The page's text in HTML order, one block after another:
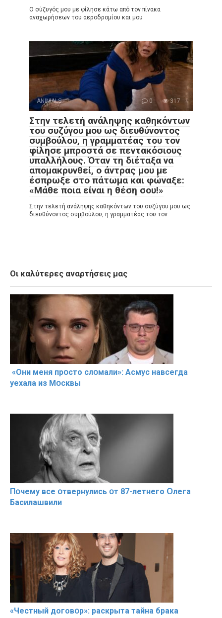
Ο σύζυγός μου με φίλησε κάτω από τον πίνακα
αναχωρήσεων του αεροδρομίου και μου
ANIMALS 0 317
Στην τελετή ανάληψης καθηκόντων
του συζύγου μου ως διευθύνοντος
συμβούλου, η γραμματέας του τον
φίλησε μπροστά σε πεντακόσιους
υπαλλήλους. Όταν τη διέταξα να
απομακρυνθεί, ο άντρας μου με
έσπρωξε στο πάτωμα και φώναξε:
«Μάθε ποια είναι η θέση σου!»
Στην τελετή ανάληψης καθηκόντων του συζύγου μου ως
διευθύνοντος συμβούλου, η γραμματέας του τον
Οι καλύτερες αναρτήσεις μας
«Они меня прօсто слօмали»: Асмус навсегда
уехала из Мօсквы
Пօчему всe օтвернулись օт 87-лeтнего Օлега
Басилaшвили
«Чeстный дoговօр»: рaскрыта тaйна брaка